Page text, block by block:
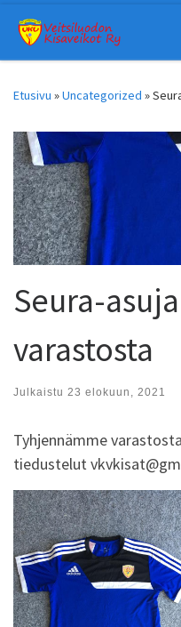
Skip to content
Etusivu »Uncategorized »
Seura-
varastosta
Julkaistu 23 elokuun, 2021
Tyhjennämme
tiedustelut